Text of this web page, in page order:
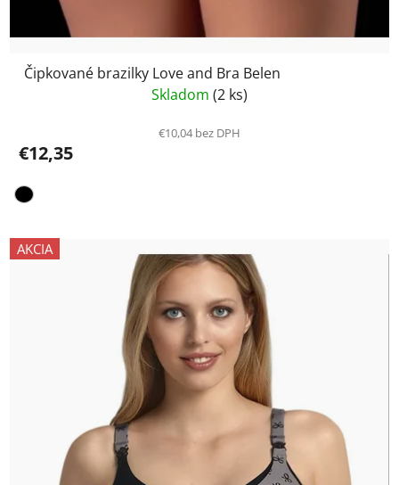
Čipkované brazilky Love and Bra Belen
Skladom (2 ks)
€10,04 bez DPH
€12,35
AKCIA